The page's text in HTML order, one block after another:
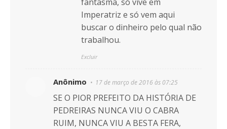
Imperatriz e só vem aqui
buscar o dinheiro pelo qual não
trabalhou.
Excluir
Anônimo 17 de março de 2016 às 07:25
SE O PIOR PREFEITO DA HISTÓRIA DE
PEDREIRAS NUNCA VIU O CABRA
RUIM, NUNCA VIU A BESTA FERA,